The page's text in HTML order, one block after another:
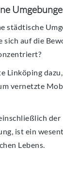
städtische
auf die
Linköping
vernetzte
der
ist ein
Lebens.